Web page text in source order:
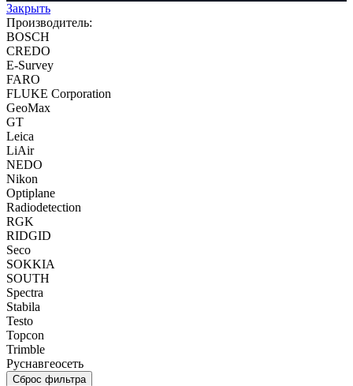
Закрыть
Производитель:
BOSCH
CREDO
E-Survey
FARO
FLUKE Corporation
GeoMax
GT
Leica
LiAir
NEDO
Nikon
Optiplane
Radiodetection
RGK
RIDGID
Seco
SOKKIA
SOUTH
Spectra
Stabila
Testo
Topcon
Trimble
Руснавгеосеть
Сброс фильтра